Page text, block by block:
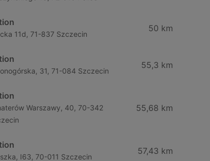
11d, 71-837 Szczecin
50 km
31, 71-084 Szczecin
55,3 km
Warszawy, 40, 70-342
55,68 km
I63, 70-011 Szczecin
57,43 km